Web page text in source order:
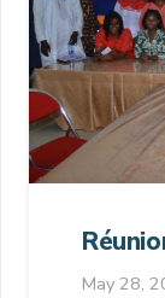
May 28,